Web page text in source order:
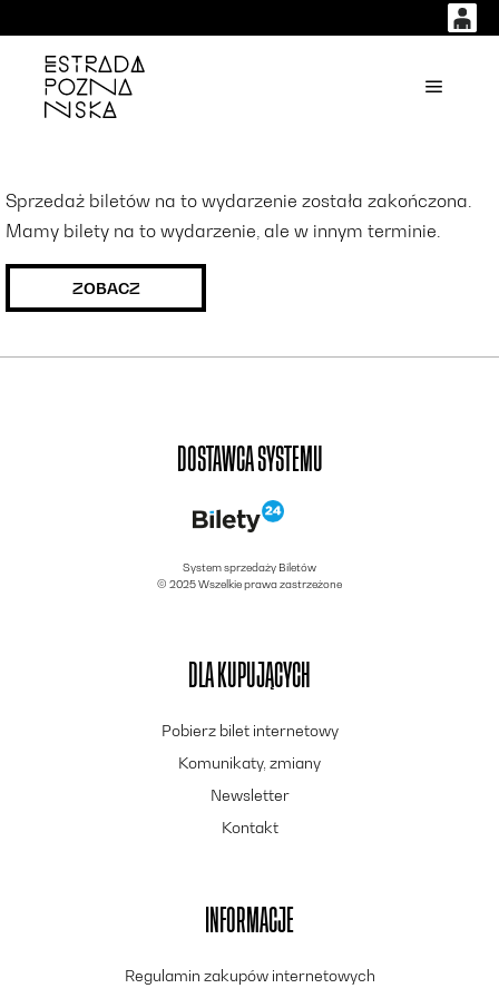
0,00
14 53
Sprzedaż biletów na to wydarzenie została zakończona.
Mamy bilety na to wydarzenie, ale w innym terminie.
ZOBACZ
DOSTAWCA SYSTEMU
System sprzedaży Biletów
© 2025 Wszelkie prawa zastrzeżone
DLA KUPUJĄCYCH
Pobierz bilet internetowy
Komunikaty, zmiany
Newsletter
Kontakt
INFORMACJE
Regulamin zakupów internetowych